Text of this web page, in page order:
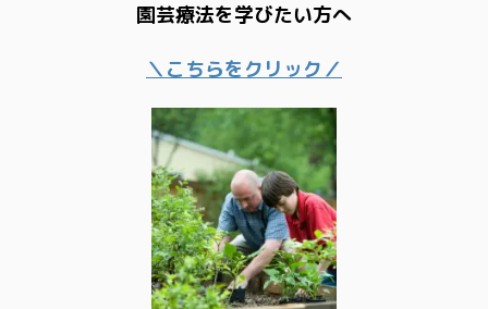
園芸療法を学びたい方へ
＼こちらをクリック／